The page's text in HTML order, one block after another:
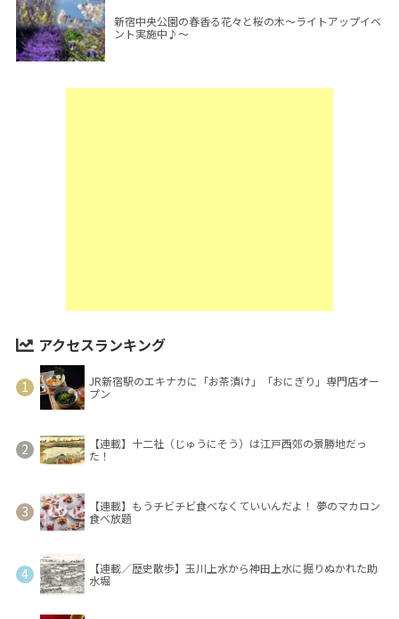
新宿中央公園の春香る花々と桜の木～ライトアップイベ
ント実施中♪～
アクセスランキング
JR新宿駅のエキナカに「お茶漬け」「おにぎり」専門店オー
プン
【連載】十二社（じゅうにそう）は江戸西郊の景勝地だっ
た！
【連載】もうチビチビ食べなくていいんだよ！ 夢のマカロン
食べ放題
【連載／歴史散歩】玉川上水から神田上水に掘りぬかれた助
水堀